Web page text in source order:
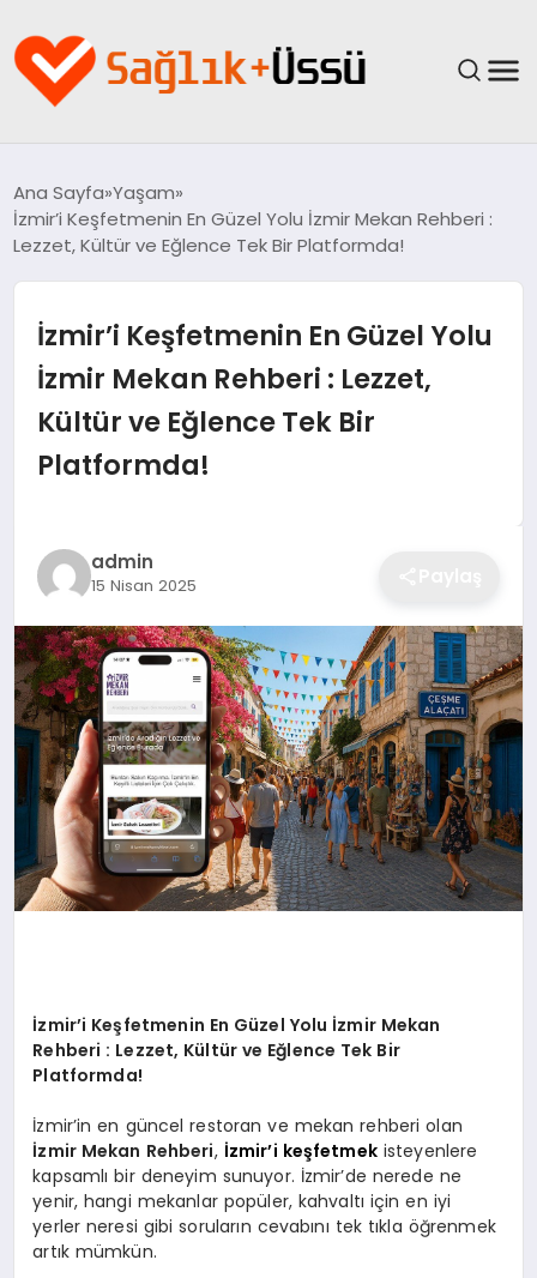
YAŞAM
GÜNCEL
SPOR & FITNESS
Ana Sayfa Yaşam
İzmir’i Keşfetmenin En Güzel Yolu İzmir Mekan Rehberi :
Lezzet, Kültür ve Eğlence Tek Bir Platformda!
İzmir’i Keşfetmenin En Güzel Yolu
İzmir Mekan Rehberi : Lezzet,
Kültür ve Eğlence Tek Bir
Platformda!
admin
15 Nisan 2025
İzmir’i Keşfetmenin En Güzel Yolu İzmir Mekan
Rehberi : Lezzet, Kültür ve Eğlence Tek Bir
Platformda!
İzmir’in en güncel restoran ve mekan rehberi olan
İzmir Mekan Rehberi, İzmir’i keşfetmekisteyenlere
kapsamlı bir deneyim sunuyor. İzmir’de nerede ne
yenir, hangi mekanlar popüler, kahvaltı için en iyi
yerler neresi gibi soruların cevabını tek tıkla öğrenmek
artık mümkün.